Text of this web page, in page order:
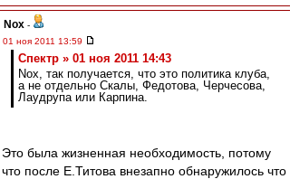
Nox -
01 ноя 2011 13:59
Спектр » 01 ноя 2011 14:43
Nox, так получается, что это политика клуба,
а не отдельно Скалы, Федотова, Черчесова,
Лаудрупа или Карпина.
Это была жизненная необходимость, потому
что после Е.Титова внезапно обнаружилось что